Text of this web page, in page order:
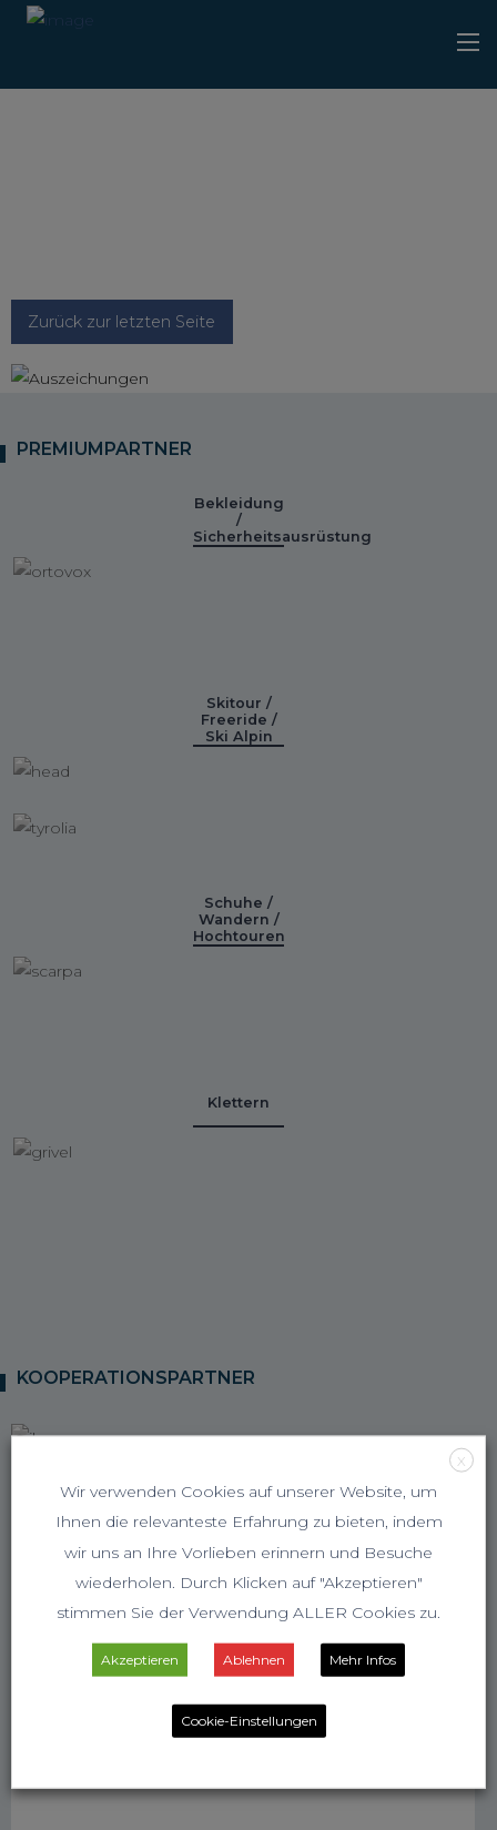
Zurück zur letzten Seite
PREMIUMPARTNER
Bekleidung
/
Sicherheitsausrüstung
Skitour /
Freeride /
Ski Alpin
Schuhe /
Wandern /
Hochtouren
Klettern
KOOPERATIONSPARTNER
X
Wir verwenden Cookies auf unserer Website, um
Ihnen die relevanteste Erfahrung zu bieten, indem
wir uns an Ihre Vorlieben erinnern und Besuche
wiederholen. Durch Klicken auf "Akzeptieren"
stimmen Sie der Verwendung ALLER Cookies zu.
Akzeptieren Ablehnen Mehr Infos
Cookie-Einstellungen